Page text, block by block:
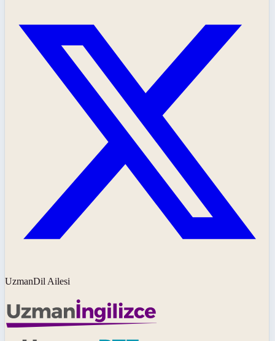
UzmanDil Ailesi